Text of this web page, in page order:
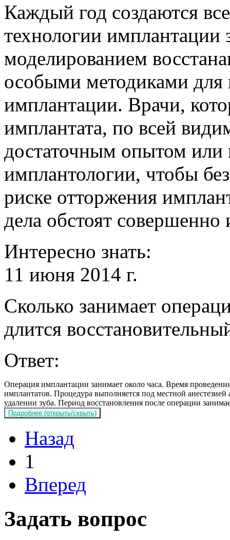
Каждый год создаются
технологии имплантации
моделированием
особыми методиками
имплантации. Врачи,
имплантата, по всей
достаточным опытом или
имплантологии, чтобы
риске отторжения
дела обстоят совершенно
Интересно знать:
11 июня 2014 г.
Сколько занимает
длится
Ответ:
Операция имплантации занимает около часа. Время
имплантатов. Процедура выполняется под местной
удалении зуба. Период восстановления после операции
Назад
1
Вперед
Задать вопрос